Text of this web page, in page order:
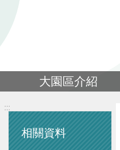
大園區介紹
:::
相關資料